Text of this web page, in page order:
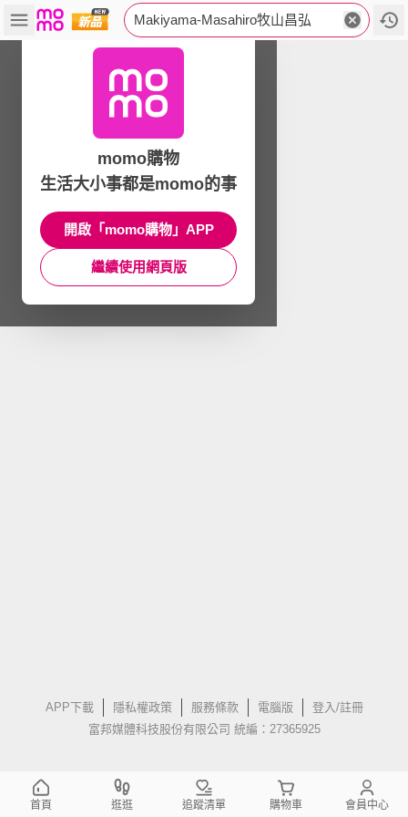
Makiyama-Masahiro牧山昌弘
APP下載 隱私權政策 服務條款 電腦版
登入/註冊
富邦媒體科技股份有限公司 統編：27365925
momo購物
生活大小事都是momo的事
開啟「momo購物」APP
繼續使用網頁版
首頁 逛逛 追蹤清單 購物車 會員中心